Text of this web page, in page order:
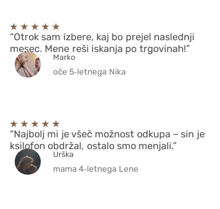
“Otrok sam izbere, kaj bo prejel naslednji
mesec. Mene reši iskanja po trgovinah!”
Marko
oče 5‑letnega Nika
“Najbolj mi je všeč možnost odkupa – sin je
ksilofon obdržal, ostalo smo menjali.”
Urška
mama 4‑letnega Lene